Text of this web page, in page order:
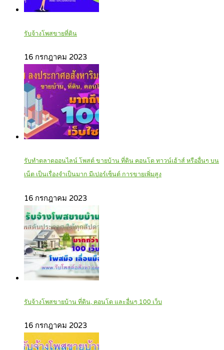
รับจ้างโพสขายที่ดิน
16 กรกฎาคม 2023
รับทำตลาดออนไลน์ โพสต์ ขายบ้าน ที่ดิน คอนโด ทาวน์เฮ้าส์ หรืออื่นๆ บน
เน็ต เป็นเรื่องจำเป็นมาก มีเปอร์เซ็นต์ การขายเพิ่มสูง
16 กรกฎาคม 2023
รับจ้างโพสขายบ้าน ที่ดิน, คอนโด และอื่นๆ 100 เว็บ
16 กรกฎาคม 2023